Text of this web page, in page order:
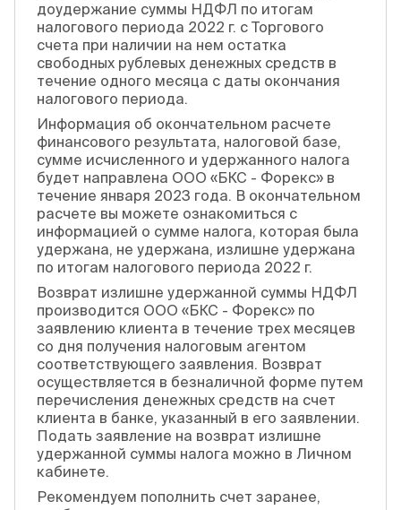
доудержание суммы НДФЛ по итогам
налогового периода 2022 г. с Торгового
счета при наличии на нем остатка
свободных рублевых денежных средств в
течение одного месяца с даты окончания
налогового периода.
Информация об окончательном расчете
финансового результата, налоговой базе,
сумме исчисленного и удержанного налога
будет направлена ООО «БКС - Форекс» в
течение января 2023 года. В окончательном
расчете вы можете ознакомиться с
информацией о сумме налога, которая была
удержана, не удержана, излишне удержана
по итогам налогового периода 2022 г.
Возврат излишне удержанной суммы НДФЛ
производится ООО «БКС - Форекс» по
заявлению клиента в течение трех месяцев
со дня получения налоговым агентом
соответствующего заявления. Возврат
осуществляется в безналичной форме путем
перечисления денежных средств на счет
клиента в банке, указанный в его заявлении.
Подать заявление на возврат излишне
удержанной суммы налога можно в Личном
кабинете.
Рекомендуем пополнить счет заранее,